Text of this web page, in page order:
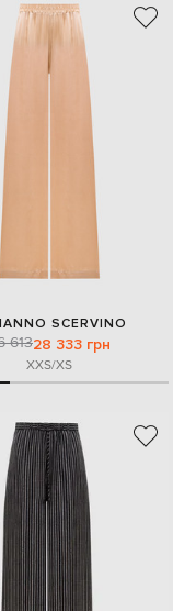
SCERVINO
61328 333 грн
XXS/XS